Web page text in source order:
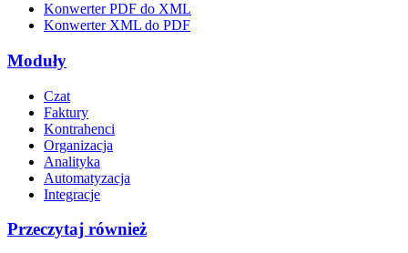
Konwerter PDF do XML
Konwerter XML do PDF
Moduły
Czat
Faktury
Kontrahenci
Organizacja
Analityka
Automatyzacja
Integracje
Przeczytaj również